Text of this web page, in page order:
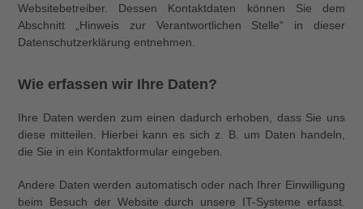
Websitebetreiber. Dessen Kontaktdaten können Sie dem
Abschnitt „Hinweis zur Verantwortlichen Stelle“ in dieser
Datenschutzerklärung entnehmen.
Wie erfassen wir Ihre Daten?
Ihre Daten werden zum einen dadurch erhoben, dass Sie uns
diese mitteilen. Hierbei kann es sich z. B. um Daten handeln,
die Sie in ein Kontaktformular eingeben.
Andere Daten werden automatisch oder nach Ihrer Einwilligung
beim Besuch der Website durch unsere IT-Systeme erfasst.